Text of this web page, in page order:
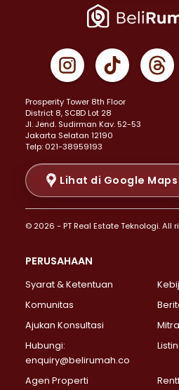
Properti Dijual di Jakarta
Properti Dijual di Gambir >
Properti Dijual di Johar Baru >
Properti Dijual di Menteng >
Properti Dijual di Senen >
Properti Dijual di Tanah Abang >
Properti Dijual di Cikini >
Properti Dijual di Kramat >
Properti Dijual di Pasar Baru >
Properti Dijual di Bendungan Hilir >
Properti Dijual di Jakarta
Properti Dijual di Lebak Bulus >
Properti Dijual di Gandaria
Properti Dijual di Pondok Labu >
Properti Dijual di Lenteng Agung >
Properti Dijual di Senayan >
Properti Dijual di Pondok Pinang >
Prosperity Tower 8th Floor
District 8, SCBD Lot 28
JI. Jend. Sudirman Kav. 52-53
Jakarta Selatan 12190
Telp: 021-38959193
Lihat di Google Maps
© 2026 - PT Real Estate Teknologi. All
PERUSAHAAN
Syarat & Ketentuan
Komunitas
Ajukan Konsultasi
Hubungi:
enquiry@belirumah.co
Agen Properti